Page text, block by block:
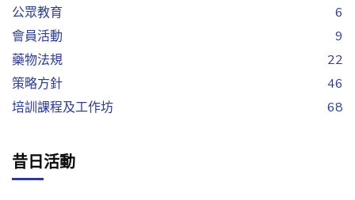
公眾教育
6
會員活動
9
藥物法規
22
策略方針
46
培訓課程及工作坊
68
昔日活動